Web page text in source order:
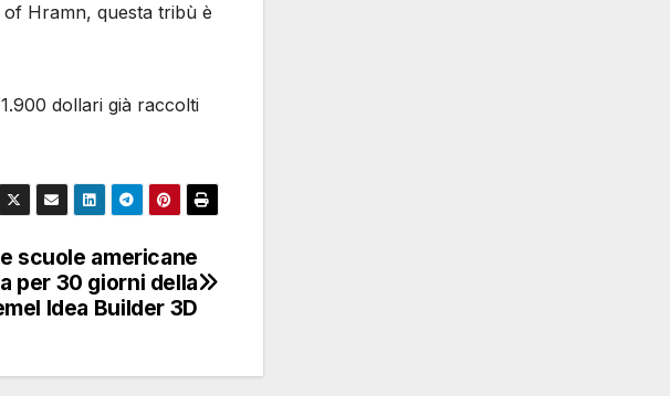
Hramn, questa tribù è
dollari già raccolti
scuole americane
per 30 giorni della
Idea Builder 3D